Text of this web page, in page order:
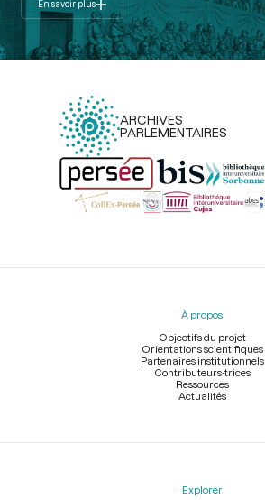
En savoir plus
ARCHIVES
PARLEMENTAIRES
Menu
À propos
Objectifs du projet
Orientations scientifiques
Partenaires institutionnels
Contributeurs-trices
Ressources
Actualités
Explorer